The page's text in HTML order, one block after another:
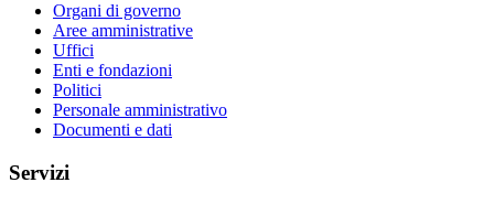
Organi di governo
Aree amministrative
Uffici
Enti e fondazioni
Politici
Personale amministrativo
Documenti e dati
Servizi